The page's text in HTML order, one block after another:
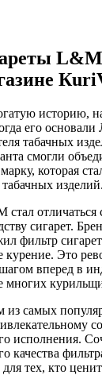
историю,
его
табачных
смогли
которая
изделий.
стал
сигарет.
фильтр
курение. Это
вперед в
многих
из самых
исполнения.
качества
тех, кто